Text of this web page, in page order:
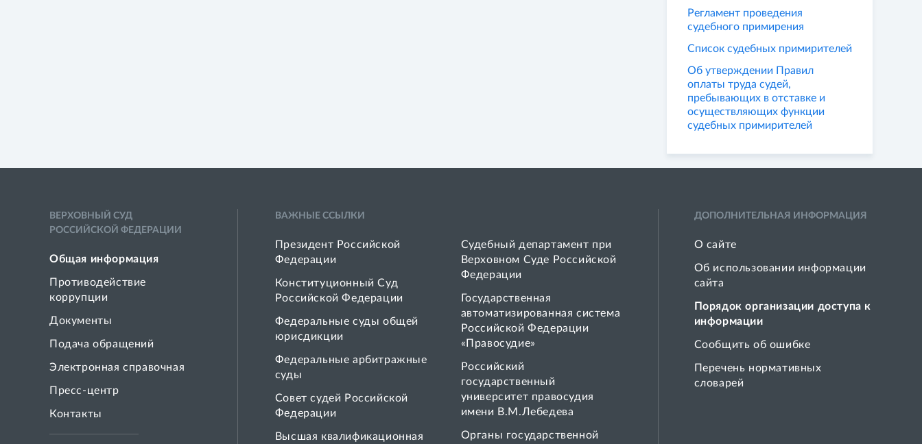
Регламент проведения
судебного примирения
Список судебных примирителей
Об утверждении Правил
оплаты труда судей,
пребывающих в отставке и
осуществляющих функции
судебных примирителей
ВЕРХОВНЫЙ СУД
РОССИЙСКОЙ ФЕДЕРАЦИИ
Общая информация
Противодействие
коррупции
Документы
Подача обращений
Электронная справочная
Пресс-центр
Контакты
ВАЖНЫЕ ССЫЛКИ
Президент Российской
Федерации
Конституционный Суд
Российской Федерации
Федеральные суды общей
юрисдикции
Федеральные арбитражные
суды
Совет cудей Российской
Федерации
Высшая квалификационная
Судебный департамент при
Верховном Суде Российской
Федерации
Государственная
автоматизированная система
Российской Федерации
«Правосудие»
Pоссийский
государственный
университет правосудия
имени В.М.Лебедева
Органы государственной
ДОПОЛНИТЕЛЬНАЯ ИНФОРМАЦИЯ
О сайте
Об использовании информации
сайта
Порядок организации доступа к
информации
Сообщить об ошибке
Перечень нормативных
словарей